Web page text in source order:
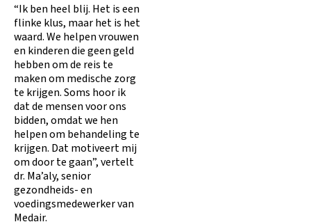
“Ik ben heel blij. Het is een
flinke klus, maar het is het
waard. We helpen vrouwen
en kinderen die geen geld
hebben om de reis te
maken om medische zorg
te krijgen. Soms hoor ik
dat de mensen voor ons
bidden, omdat we hen
helpen om behandeling te
krijgen. Dat motiveert mij
om door te gaan”, vertelt
dr. Ma’aly, senior
gezondheids- en
voedingsmedewerker van
Medair.